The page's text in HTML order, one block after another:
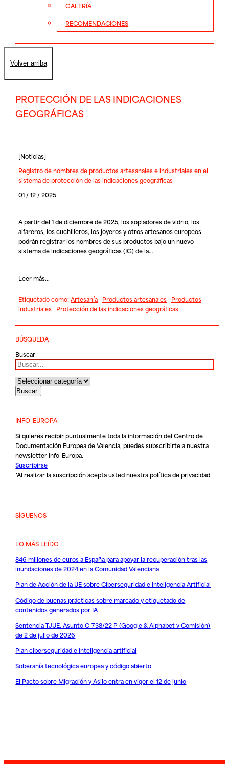
GALERÍA
RECOMENDACIONES
Volver arriba
PROTECCIÓN DE LAS INDICACIONES
GEOGRÁFICAS
[Noticias]
Registro de nombres de productos artesanales e industriales en el
sistema de protección de las indicaciones geográficas
01 / 12 / 2025
A partir del 1 de diciembre de 2025, los sopladores de vidrio, los
alfareros, los cuchilleros, los joyeros y otros artesanos europeos
podrán registrar los nombres de sus productos bajo un nuevo
sistema de indicaciones geográficas (IG) de la…
Leer más...
Etiquetado como:Artesanía| Productos artesanales| Productos
industriales| Protección de las indicaciones geográficas
BÚSQUEDA
Buscar
INFO-EUROPA
Si quieres recibir puntualmente toda la información del Centro de
Documentación Europea de Valencia, puedes subscribirte a nuestra
newsletter Info-Europa.
Suscribirse
*Al realizar la suscripción acepta usted nuestrapolítica de privacidad.
SÍGUENOS
LO MÁS LEÍDO
846 millones de euros a España para apoyar la recuperación tras las
inundaciones de 2024 en la Comunidad Valenciana
Plan de Acción de la UE sobre Ciberseguridad e Inteligencia Artificial
Código de buenas prácticas sobre marcado y etiquetado de
contenidos generados por IA
Sentencia TJUE. Asunto C-738/22 P (Google & Alphabet v Comisión)
de 2 de julio de 2026
Plan ciberseguridad e inteligencia artificial
Soberanía tecnológica europea y código abierto
El Pacto sobre Migración y Asilo entra en vigor el 12 de junio